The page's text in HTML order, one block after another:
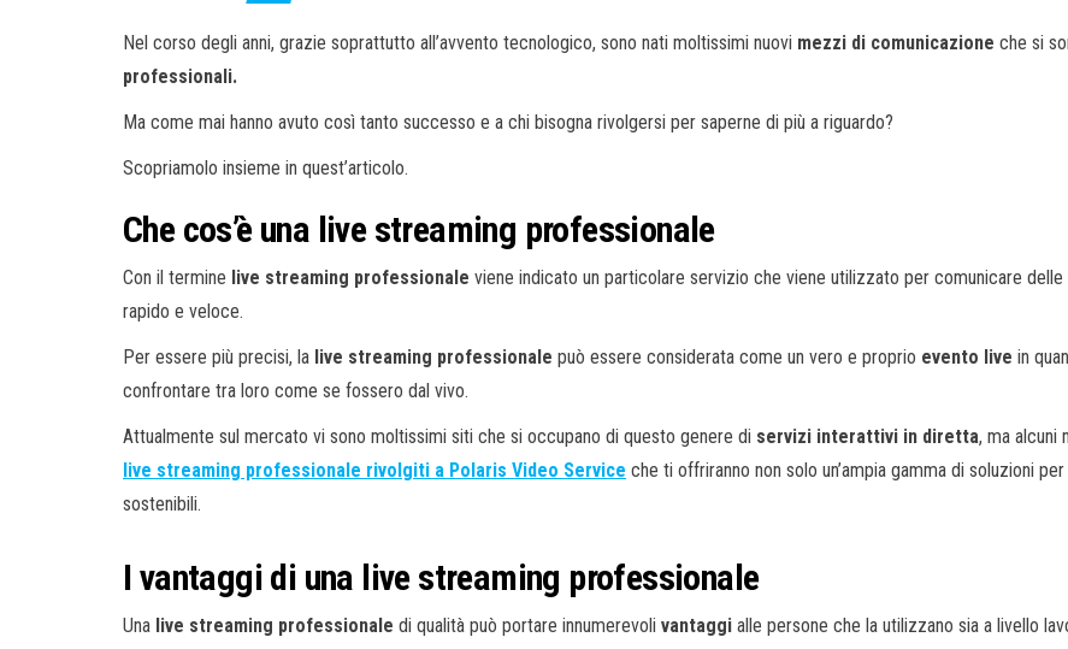
Nel corso degli anni, grazie soprattutto all’avvento tecnologico, sono nati moltissimi nuovi mezzi di comunicazione che si
professionali.
Ma come mai hanno avuto così tanto successo e a chi bisogna rivolgersi per saperne di più a riguardo?
Scopriamolo insieme in quest’articolo.
Che cos’è una live streaming professionale
Con il termine live streaming professionale viene indicato un particolare servizio che viene utilizzato per comunicare
rapido e veloce.
Per essere più precisi, la live streaming professionale può essere considerata come un vero e proprio evento live in
confrontare tra loro come se fossero dal vivo.
Attualmente sul mercato vi sono moltissimi siti che si occupano di questo genere di servizi interattivi in diretta, ma alcuni
live streaming professionale rivolgiti a Polaris Video Service che ti offriranno non solo un’ampia gamma di soluzioni
sostenibili.
I vantaggi di una live streaming professionale
Una live streaming professionale di qualità può portare innumerevoli vantaggi alle persone che la utilizzano sia a livello